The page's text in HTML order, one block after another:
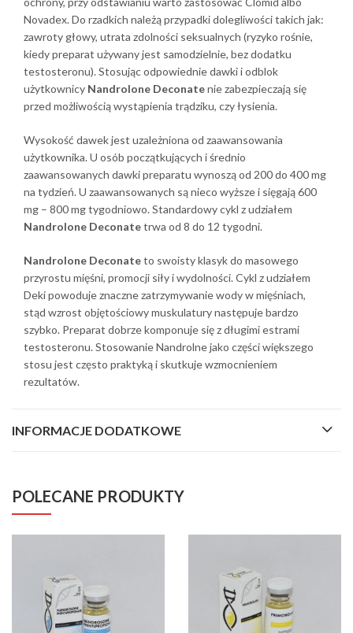
Novadex. Do rzadkich należą przypadki dolegliwości takich jak:
zawroty głowy, utrata zdolności seksualnych (ryzyko rośnie,
kiedy preparat używany jest samodzielnie, bez dodatku
testosteronu). Stosując odpowiednie dawki i odblok
użytkownicy Nandrolone Deconatenie zabezpieczają się
przed możliwością wystąpienia trądziku, czy łysienia.
Wysokość dawek jest uzależniona od zaawansowania
użytkownika. U osób początkujących i średnio
zaawansowanych dawki preparatu wynoszą od 200 do 400 mg
na tydzień. U zaawansowanych są nieco wyższe i sięgają 600
mg – 800 mg tygodniowo. Standardowy cykl z udziałem
Nandrolone Deconatetrwa od 8 do 12 tygodni.
Nandrolone Deconateto swoisty klasyk do masowego
przyrostu mięśni, promocji siły i wydolności. Cykl z udziałem
Deki powoduje znaczne zatrzymywanie wody w mięśniach,
stąd wzrost objętościowy muskulatury następuje bardzo
szybko. Preparat dobrze komponuje się z długimi estrami
testosteronu. Stosowanie Nandrolne jako części większego
stosu jest często praktyką i skutkuje wzmocnieniem
rezultatów.
INFORMACJE DODATKOWE
POLECANE PRODUKTY